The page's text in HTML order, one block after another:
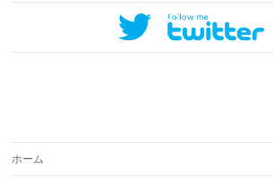
ホーム